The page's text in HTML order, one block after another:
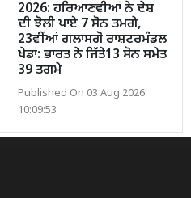
2026: ਹਰਿਆਣਵੀਆਂ ਨੇ ਦੇਸ਼
ਦੀ ਝੋਲੀ ਪਾਏ 7 ਸੋਨ ਤਮਗੇ,
23ਵੀਂਆਂ ਗਲਾਸਗੋ ਰਾਸ਼ਟਰਮੰਡਲ
ਖੇਡਾਂ: ਭਾਰਤ ਨੇ ਜਿੱਤੇ13 ਸੋਨ ਸਮੇਤ
39 ਤਗਮੇ
Published On 03 Aug 2026
10:09:53